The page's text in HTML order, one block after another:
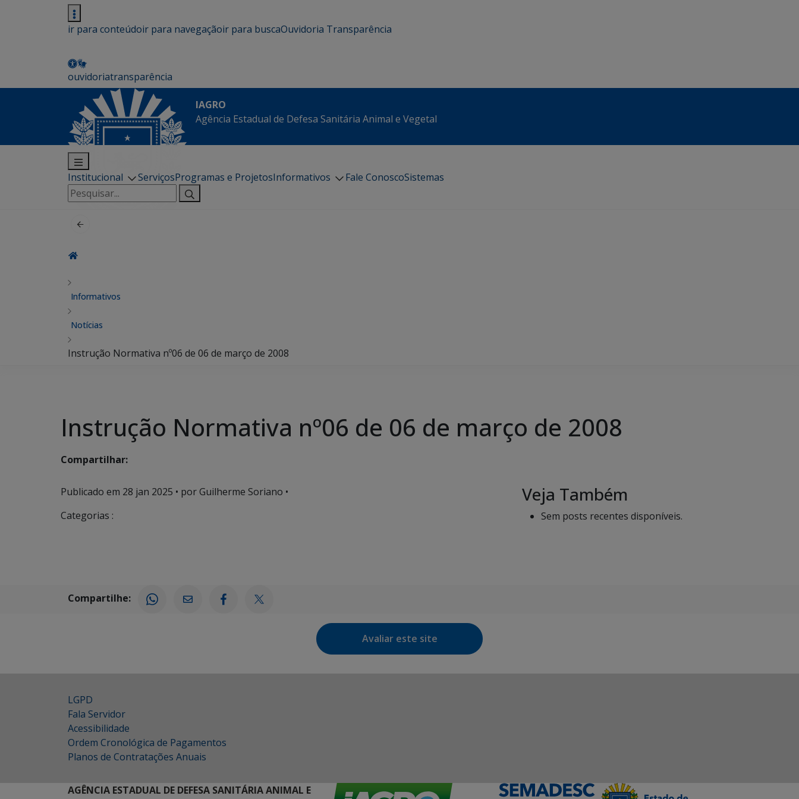
ir para conteúdoir para navegaçãoir para buscaOuvidoria Transparência
ouvidoriatransparência
IAGRO
Agência Estadual de Defesa Sanitária Animal e Vegetal
Institucional ServiçosProgramas e ProjetosInformativos Fale ConoscoSistemas
Pesquisar
por:
Informativos
Notícias
Instrução Normativa nº06 de 06 de março de 2008
Instrução Normativa nº06 de 06 de março de 2008
Compartilhar:
Publicado em 28 jan 2025 • por Guilherme Soriano •
Categorias :
Veja Também
Sem posts recentes disponíveis.
Compartilhe:
Avaliar este site
LGPD
Fala Servidor
Acessibilidade
Ordem Cronológica de Pagamentos
Planos de Contratações Anuais
AGÊNCIA ESTADUAL DE DEFESA SANITÁRIA ANIMAL E